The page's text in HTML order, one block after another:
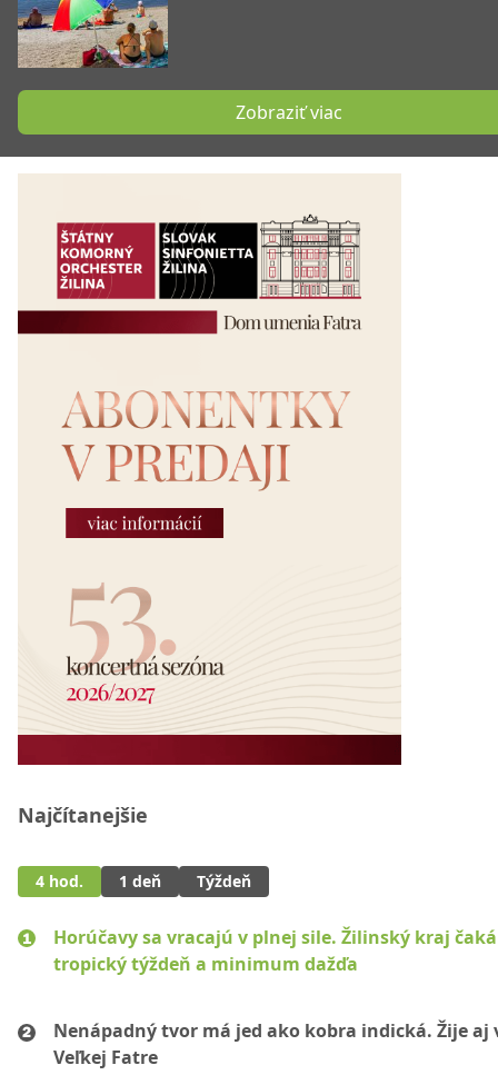
Zobraziť viac
Najčítanejšie
4 hod. 1 deň Týždeň
Horúčavy sa vracajú v plnej sile. Žilinský kraj čaká
tropický týždeň a minimum dažďa
Nenápadný tvor má jed ako kobra indická. Žije aj
Veľkej Fatre